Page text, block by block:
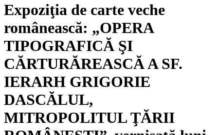
Expoziţia de carte veche
românească: „OPERA
TIPOGRAFICĂ ŞI
CĂRTURĂREASCĂ A SF.
IERARH GRIGORIE
DASCĂLUL,
MITROPOLITUL ŢĂRII